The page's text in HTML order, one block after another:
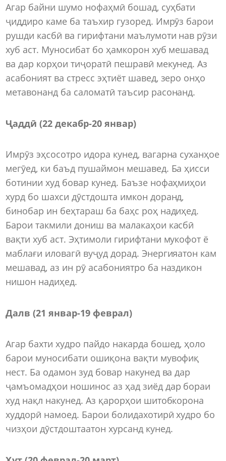
Агар байни шумо нофаҳмӣ бошад, суҳбати
ҷиддиро каме ба таъхир гузоред. Имрӯз барои
рушди касбӣ ва гирифтани маълумоти нав рӯзи
хуб аст. Муносибат бо ҳамкорон хуб мешавад
ва дар корҳои тиҷоратӣ пешравӣ мекунед. Аз
асабоният ва стресс эҳтиёт шавед, зеро онҳо
метавонанд ба саломатӣ таъсир расонанд.
Ҷаддӣ (22 декабр-20 январ)
Имрӯз эҳсосотро идора кунед, вагарна суханҳое
мегӯед, ки баъд пушаймон мешавед. Ба ҳисси
ботинии худ бовар кунед. Баъзе нофаҳмиҳои
хурд бо шахси дӯстдошта имкон доранд,
бинобар ин беҳтараш ба баҳс роҳ надиҳед.
Барои такмили дониш ва малакаҳои касбӣ
вақти хуб аст. Эҳтимоли гирифтани мукофот ё
маблағи иловагӣ вуҷуд дорад. Энергияатон кам
мешавад, аз ин рӯ асабониятро ба наздикон
нишон надиҳед.
Далв (21 январ-19 феврал)
Агар бахти худро пайдо накарда бошед, ҳоло
барои муносибати ошиқона вақти мувофиқ
нест. Ба одамон зуд бовар накунед ва дар
ҷамъомадҳои ношинос аз ҳад зиёд дар бораи
худ нақл накунед. Аз қарорҳои шитобкорона
худдорӣ намоед. Барои болидахотирӣ худро бо
чизҳои дӯстдоштаатон хурсанд кунед.